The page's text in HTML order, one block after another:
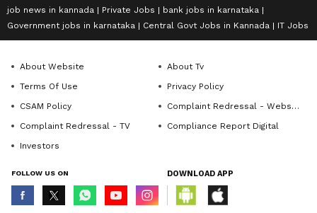
job news in kannada Private Jobs
bank jobs in karnataka
Government jobs in karnataka
Central Govt Jobs in Kannada IT Jobs
About Website
About Tv
Terms Of Use
Privacy Policy
CSAM Policy
Complaint Redressal - Website
Complaint Redressal - TV
Compliance Report Digital
Investors
FOLLOW US ON DOWNLOAD APP